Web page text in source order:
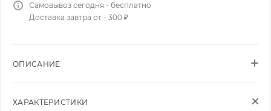
Самовывоз сегодня - бесплатно
Доставка завтра от - 300 ₽
ОПИСАНИЕ
ХАРАКТЕРИСТИКИ